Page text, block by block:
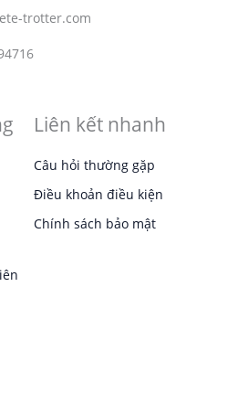
trotter.com
Liên kết nhanh
Câu hỏi thường gặp
Điều khoản điều kiện
Chính sách bảo mật